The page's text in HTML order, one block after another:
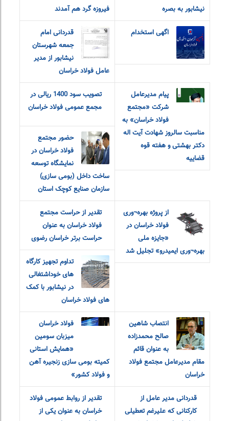
نیشابور به بصره
فیروزه گرد هم آمدند
اگهی استخدام
قدردانی امام
جمعه شهرستان
نیشابور از مدیر
عامل فولاد خراسان
پیام مدیرعامل
شرکت «مجتمع
فولاد خراسان» به
مناسبت سالروز شهادت آیت اله
دکتر بهشتی و هفته قوه
قضاییه
تصویب سود 1400 ریالی در
مجمع عمومی فولاد خراسان
حضور مجتمع
فولاد خراسان در
نمایشگاه توسعه
ساخت داخل (بومی سازی)
سازمان صنایع کوچک استان
از پروژه بهره¬وری
فولاد خراسان در
«جایزه ملی
بهره¬وری ایمیدرو» تجلیل شد
تقدیر از حراست مجتمع
فولاد خراسان به عنوان
حراست برتر خراسان رضوی
تداوم تجهیز کارگاه
های خوداشتغالی
در نیشابور با کمک
های فولاد خراسان
انتصاب شاهین
صالح محمدزاده
به عنوان قائم
مقام مدیرعامل مجتمع فولاد
خراسان
فولاد خراسان
میزبان سومین
«همایش استانی
کمیته بومی سازی زنجیره آهن
و فولاد کشور»
قدردانی مدیر عامل از
کارکنانی که علیرغم تعطیلی
تقدیر از روابط‌ عمومی فولاد
خراسان به عنوان یکی از